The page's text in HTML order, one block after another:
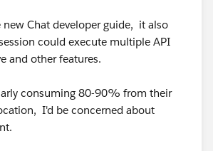
Chat developer guide, it also
could execute multiple API
and other features.
consuming 80-90% from their
I'd be concerned about